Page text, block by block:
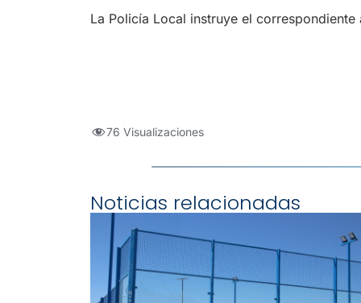
La Policía Local instruye el correspondiente
76 Visualizaciones
Noticias relacionadas